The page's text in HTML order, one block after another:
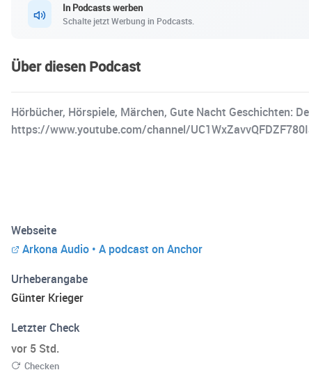
In Podcasts werben
Schalte jetzt Werbung in Podcasts.
Über diesen Podcast
Hörbücher, Hörspiele, Märchen, Gute Nacht Geschichten:
https://www.youtube.com/channel/
Webseite
Arkona Audio • A podcast on Anchor
Urheberangabe
Günter Krieger
Letzter Check
vor 5 Std.
Checken